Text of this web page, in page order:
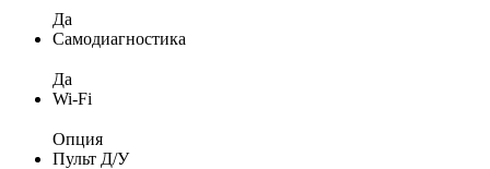
Да
Самодиагностика
Да
Wi-Fi
Опция
Пульт Д/У